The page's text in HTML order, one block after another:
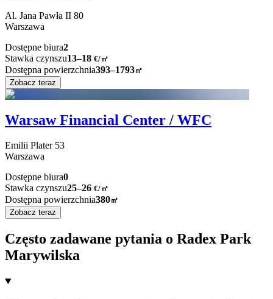
Al. Jana Pawła II 80
Warszawa
Dostępne biura2
Stawka czynszu13–18 €/㎡
Dostępna powierzchnia393–1793㎡
Zobacz teraz
Warsaw Financial Center / WFC
Emilii Plater 53
Warszawa
Dostępne biura0
Stawka czynszu25–26 €/㎡
Dostępna powierzchnia380㎡
Zobacz teraz
Często zadawane pytania o Radex Park
Marywilska